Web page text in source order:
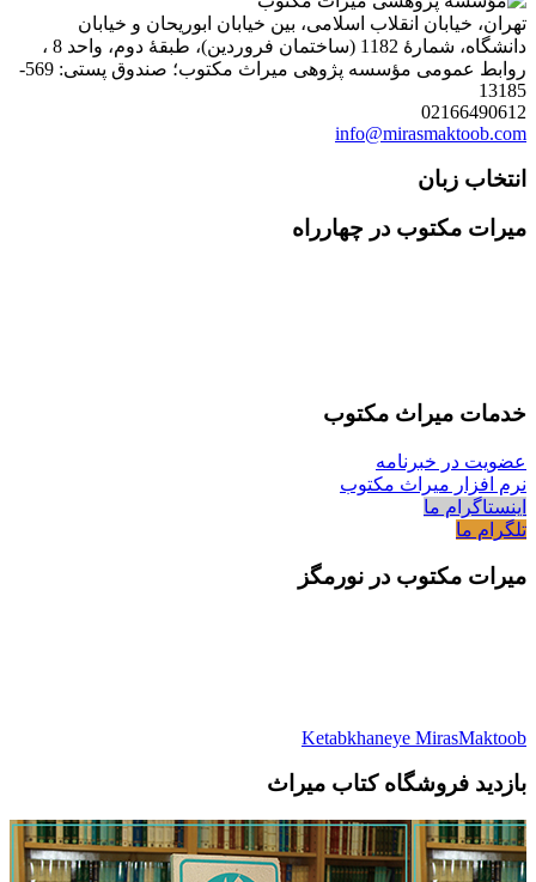
تهران، خیابان انقلاب اسلامی، بین خیابان ابوریحان و خیابان
دانشگاه، شمارۀ 1182 (ساختمان فروردین)، طبقۀ دوم، واحد 8 ،
روابط عمومی مؤسسه پژوهی میراث مکتوب؛ صندوق پستی: 569-
13185
02166490612
info@mirasmaktoob.com
انتخاب زبان
میرات مکتوب در چهارراه
خدمات میراث مکتوب
عضویت در خبرنامه
نرم افزار میراث مکتوب
اینستاگرام ما
تلگرام ما
میرات مکتوب در نورمگز
Ketabkhaneye MirasMaktoob
بازدید فروشگاه کتاب میراث